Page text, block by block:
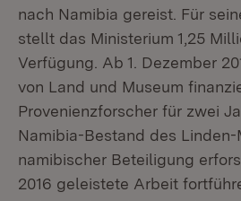
nach Namibia gereist. Für
stellt das Ministerium 1,25
Verfügung. Ab 1. Dezember
von Land und Museum
Provenienzforscher für zwei
Namibia-Bestand des Linden-
namibischer Beteiligung
2016 geleistete Arbeit